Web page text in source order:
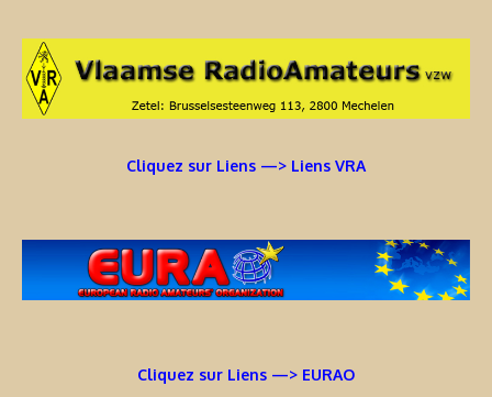
Cliquez sur Liens —> Liens VRA
Cliquez sur Liens —> EURAO